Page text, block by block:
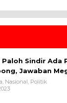
Paloh Sindir Ada
Jawaban
Nasional, Politik